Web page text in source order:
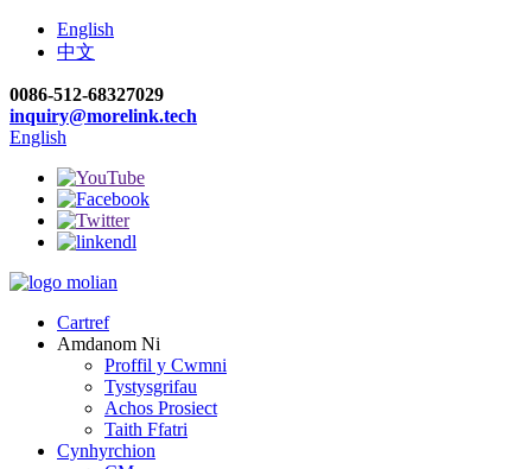
English
中文
0086-512-68327029
inquiry@morelink.tech
English
Cartref
Amdanom Ni
Proffil y Cwmni
Tystysgrifau
Achos Prosiect
Taith Ffatri
Cynhyrchion